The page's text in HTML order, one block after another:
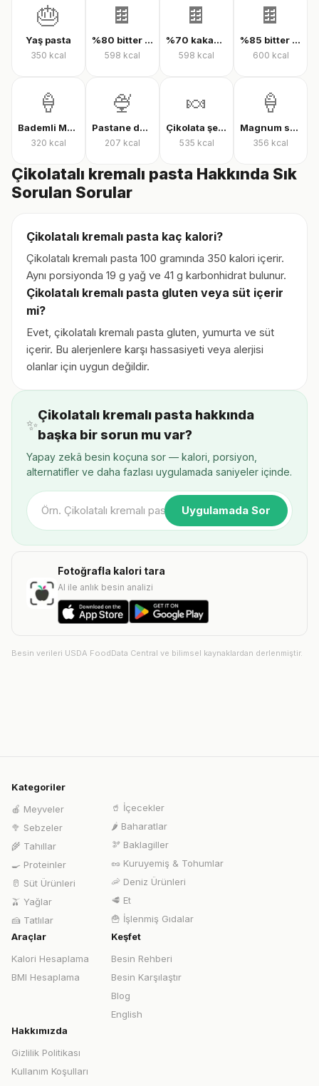
🎂
Yaş pasta
350 kcal
🍫
%80 bitter çikolata
598 kcal
🍫
%70 kakaolu bitter çikolata
598 kcal
🍫
%85 bitter çikolata
600 kcal
🍦
Bademli Magnum dondurma
320 kcal
🍨
Pastane dondurması
207 kcal
🍬
Çikolata şekeri
535 kcal
🍦
Magnum sandviç bademli dondurma
356 kcal
Çikolatalı kremalı pasta Hakkında Sık
Sorulan Sorular
Çikolatalı kremalı pasta kaç kalori?
Çikolatalı kremalı pasta 100 gramında 350 kalori içerir.
Aynı porsiyonda 19 g yağ ve 41 g karbonhidrat bulunur.
Çikolatalı kremalı pasta gluten veya süt içerir
mi?
Evet, çikolatalı kremalı pasta gluten, yumurta ve süt
içerir. Bu alerjenlere karşı hassasiyeti veya alerjisi
olanlar için uygun değildir.
✨
Çikolatalı kremalı pasta hakkında
başka bir sorun mu var?
Yapay zekâ besin koçuna sor — kalori, porsiyon,
alternatifler ve daha fazlası uygulamada saniyeler içinde.
Uygulamada Sor
Fotoğrafla kalori tara
AI ile anlık besin analizi
Besin verileri USDA FoodData Central ve bilimsel kaynaklardan derlenmiştir.
Kategoriler
🍎 Meyveler
🥦 Sebzeler
🌾 Tahıllar
🍳 Proteinler
🥛 Süt Ürünleri
🫒 Yağlar
🍰 Tatlılar
🥤 İçecekler
🌶️ Baharatlar
🫘 Baklagiller
🥜 Kuruyemiş & Tohumlar
🦐 Deniz Ürünleri
🥩 Et
🍟 İşlenmiş Gıdalar
Araçlar
Kalori Hesaplama
BMI Hesaplama
Keşfet
Besin Rehberi
Besin Karşılaştır
Blog
English
Hakkımızda
Gizlilik Politikası
Kullanım Koşulları